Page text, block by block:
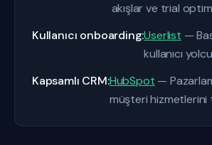
akışlar ve trial
Kullanıcı onboarding:Userlist —
kullanıcı
Kapsamlı CRM:HubSpot —
müşteri hizmetlerini